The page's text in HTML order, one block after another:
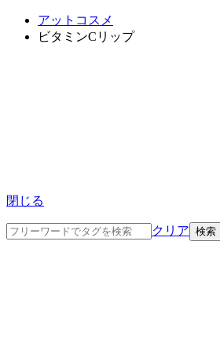
アットコスメ
ビタミンCリップ
閉じる
クリア